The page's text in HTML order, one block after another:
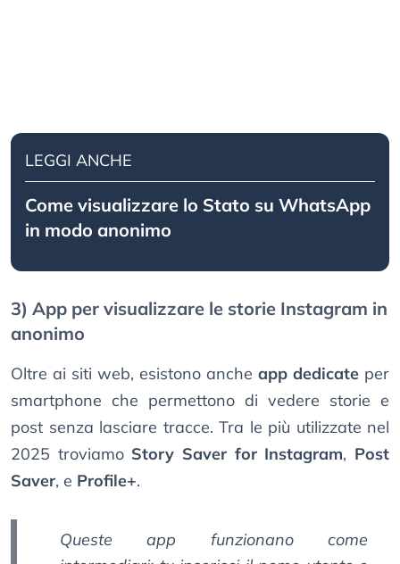
LEGGI ANCHE
Come visualizzare lo Stato su WhatsApp
in modo anonimo
3) App per visualizzare le storie Instagram in
anonimo
Oltre ai siti web, esistono anche app dedicate per
smartphone che permettono di vedere storie e
post senza lasciare tracce. Tra le più utilizzate nel
2025 troviamo Story Saver for Instagram, Post
Saver, e Profile+.
Queste app funzionano come